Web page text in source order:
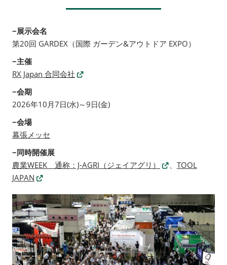
−展示会名
第20回 GARDEX（国際 ガーデン&アウトドア EXPO）
−主催
RX Japan 合同会社
−会期
2026年10月7日(水)～9日(金)
−会場
幕張メッセ
−同時開催展
農業WEEK 通称：J-AGRI（ジェイアグリ）
、 TOOL
JAPAN